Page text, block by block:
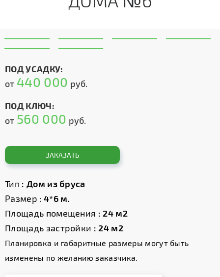
ПОД УСАДКУ:
от 440 000 руб.
ПОД КЛЮЧ:
от 560 000 руб.
ЗАКАЗАТЬ
Тип : Дом из бруса
Размер : 4*6 м.
Площадь помещения : 24 м2
Площадь застройки : 24 м2
Планировка и габаритные размеры могут быть
изменены по желанию заказчика.